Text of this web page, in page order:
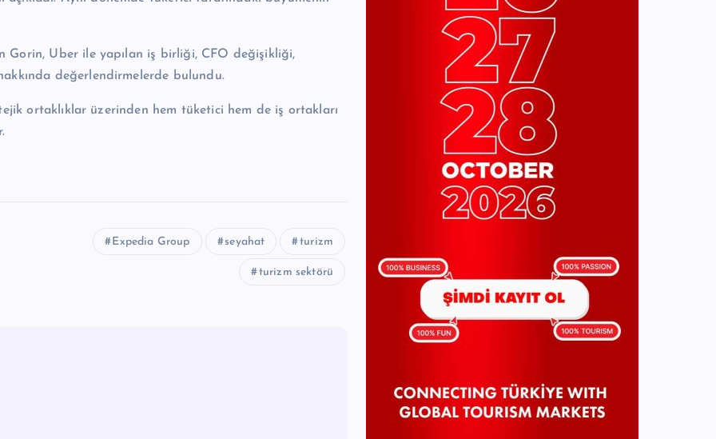
Gorin, Uber ile yapılan iş birliği, CFO değişikliği,
değerlendirmelerde bulundu.
ortaklıklar üzerinden hem tüketici hem de iş ortakları
Expedia Group seyahat turizm
turizm sektörü